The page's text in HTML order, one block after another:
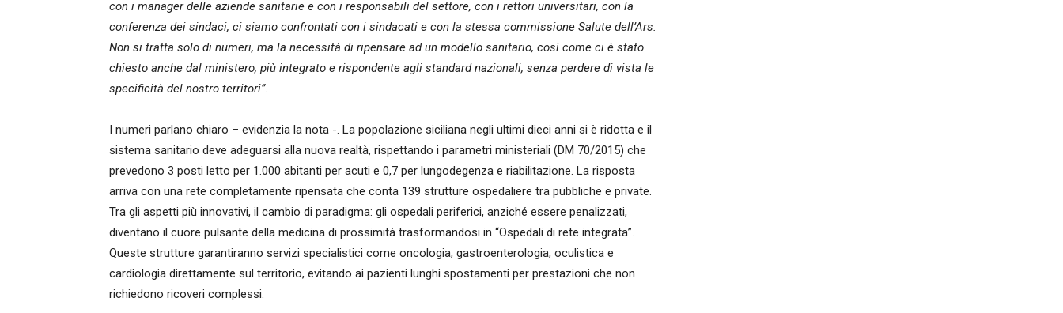
con i manager delle aziende sanitarie e con i responsabili del settore, con i rettori universitari, con la
conferenza dei sindaci, ci siamo confrontati con i sindacati e con la stessa commissione Salute dell’Ars.
Non si tratta solo di numeri, ma la necessità di ripensare ad un modello sanitario, così come ci è stato
chiesto anche dal ministero, più integrato e rispondente agli standard nazionali, senza perdere di vista le
specificità del nostro territori”.
I numeri parlano chiaro – evidenzia la nota -. La popolazione siciliana negli ultimi dieci anni si è ridotta e il
sistema sanitario deve adeguarsi alla nuova realtà, rispettando i parametri ministeriali (DM 70/2015) che
prevedono 3 posti letto per 1.000 abitanti per acuti e 0,7 per lungodegenza e riabilitazione. La risposta
arriva con una rete completamente ripensata che conta 139 strutture ospedaliere tra pubbliche e private.
Tra gli aspetti più innovativi, il cambio di paradigma: gli ospedali periferici, anziché essere penalizzati,
diventano il cuore pulsante della medicina di prossimità trasformandosi in “Ospedali di rete integrata”.
Queste strutture garantiranno servizi specialistici come oncologia, gastroenterologia, oculistica e
cardiologia direttamente sul territorio, evitando ai pazienti lunghi spostamenti per prestazioni che non
richiedono ricoveri complessi.